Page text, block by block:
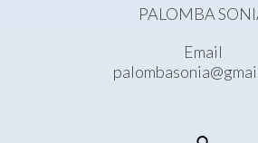
PALOMBA
Email